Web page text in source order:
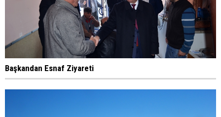
Başkandan Esnaf Ziyareti